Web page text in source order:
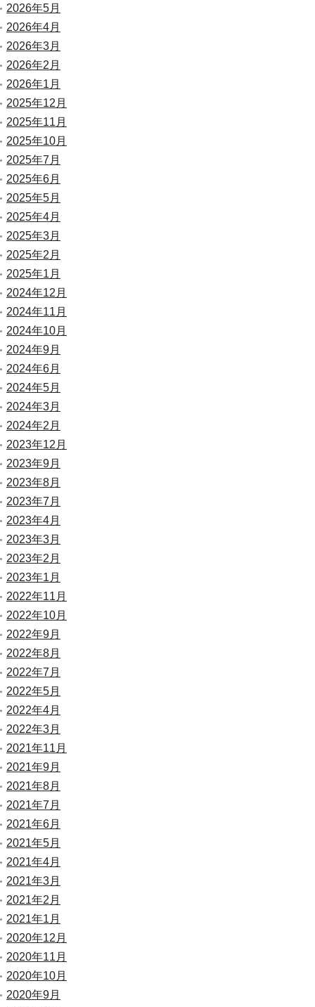
2026年5月
2026年4月
2026年3月
2026年2月
2026年1月
2025年12月
2025年11月
2025年10月
2025年7月
2025年6月
2025年5月
2025年4月
2025年3月
2025年2月
2025年1月
2024年12月
2024年11月
2024年10月
2024年9月
2024年6月
2024年5月
2024年3月
2024年2月
2023年12月
2023年9月
2023年8月
2023年7月
2023年4月
2023年3月
2023年2月
2023年1月
2022年11月
2022年10月
2022年9月
2022年8月
2022年7月
2022年5月
2022年4月
2022年3月
2021年11月
2021年9月
2021年8月
2021年7月
2021年6月
2021年5月
2021年4月
2021年3月
2021年2月
2021年1月
2020年12月
2020年11月
2020年10月
2020年9月